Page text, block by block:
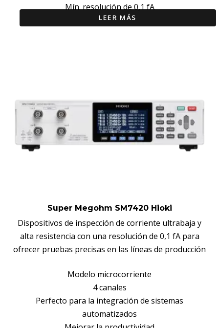
Mín. resolución de 0,1 fA
LEER MÁS
Super Megohm SM7420 Hioki
Dispositivos de inspección de corriente ultrabaja y
alta resistencia con una resolución de 0,1 fA para
ofrecer pruebas precisas en las líneas de producción
Modelo microcorriente
4 canales
Perfecto para la integración de sistemas
automatizados